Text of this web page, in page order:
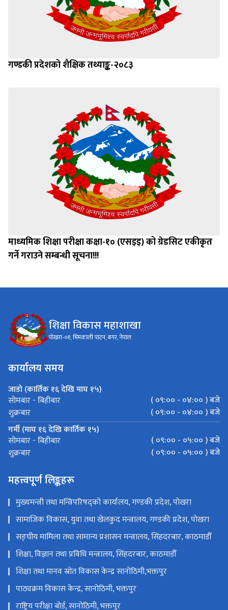
गण्डकी प्रदेशको शैक्षिक तथ्याङ्क-२०८३
माध्यमिक शिक्षा परीक्षा कक्षा-१० (एसइइ) को ग्रेडसिट एकीकृत
गर्ने गराउने सम्बन्धी सूचना!!!
शिक्षा विकास महाशाखा
पोखरा-०१, भिमकाली पाटन, बगर, नेपाल
कार्यालय समय
जाडो (कार्तिक १६ देखि माघ १५)
सोमबार - बिहीबार
( ०९:०० - ०४:०० ) बजे
शुक्रबार
( ०९:०० - ०४:०० ) बजे
गर्मी (माघ १६ देखि कार्तिक १५)
सोमबार - बिहीबार
( ०९:०० - ०५:०० ) बजे
शुक्रबार
( ०९:०० - ०५:०० ) बजे
महत्त्वपूर्ण लिङ्कहरू
मुख्यमन्त्री तथा मन्त्रिपरिषद्को कार्यालय, गण्डकी प्रदेश, पोखरा
सामाजिक विकास, युवा तथा खेलकुद मन्त्रालय, गण्डकी प्रदेश, पोखरा
सङ्‍घीय मामिला तथा सामान्य प्रशासन मन्त्रालय, सिंहदरबार, काठमाडौँ
शिक्षा, विज्ञान तथा प्रविधि मन्त्रालय, सिंहदरबार, काठमाडौँ
शिक्षा तथा मानव स्रोत विकास केन्द्र सानोठिमी,भक्तपुर
पाठ्यक्रम विकास केन्द्र, सानोठिमी, भक्तपुर
राष्ट्रिय परीक्षा बोर्ड, सानोठिमी, भक्तपुर